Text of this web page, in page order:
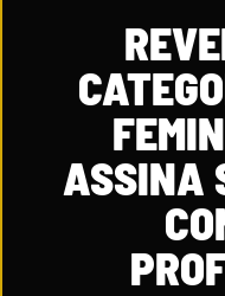
ASSINA